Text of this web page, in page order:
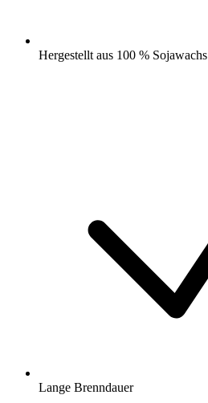
Hergestellt aus 100 % Sojawachs
Lange Brenndauer